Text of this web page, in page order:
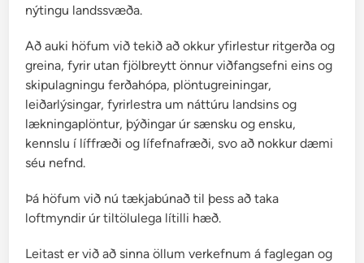
nýtingu landssvæða.
Að auki höfum við tekið að okkur yfirlestur ritgerða og
greina, fyrir utan fjölbreytt önnur viðfangsefni eins og
skipulagningu ferðahópa, plöntugreiningar,
leiðarlýsingar, fyrirlestra um náttúru landsins og
lækningaplöntur, þýðingar úr sænsku og ensku,
kennslu í líffræði og lífefnafræði, svo að nokkur dæmi
séu nefnd.
Þá höfum við nú tækjabúnað til þess að taka
loftmyndir úr tiltölulega lítilli hæð.
Leitast er við að sinna öllum verkefnum á faglegan og